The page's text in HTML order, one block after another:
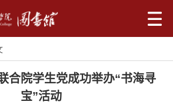
合院学生党成功举办“书海寻
宝”活动